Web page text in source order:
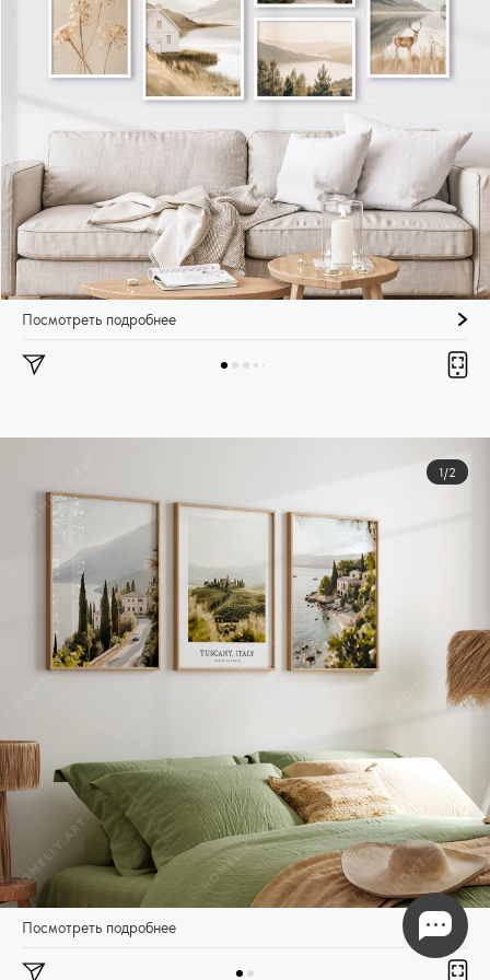
Посмотреть подробнее
1/2
Посмотреть подробнее